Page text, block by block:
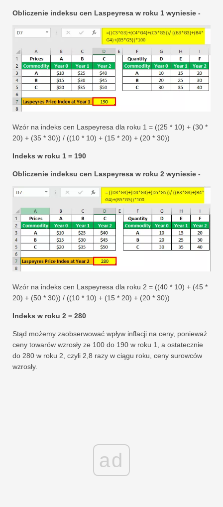
Obliczenie indeksu cen Laspeyresa w roku 1 wyniesie -
Wzór na indeks cen Laspeyresa dla roku 1 = ((25 * 10) + (30 *
20) + (35 * 30)) / ((10 * 10) + (15 * 20) + (20 * 30))
Indeks w roku 1 = 190
Obliczenie indeksu cen Laspeyresa w roku 2 wyniesie -
Wzór na indeks cen Laspeyresa dla roku 2 = ((40 * 10) + (45 *
20) + (50 * 30)) / ((10 * 10) + (15 * 20) + (20 * 30))
Indeks w roku 2 = 280
Stąd możemy zaobserwować wpływ inflacji na ceny, ponieważ
ceny towarów wzrosły ze 100 do 190 w roku 1, a ostatecznie
do 280 w roku 2, czyli 2,8 razy w ciągu roku, ceny surowców
wzrosły.
ad